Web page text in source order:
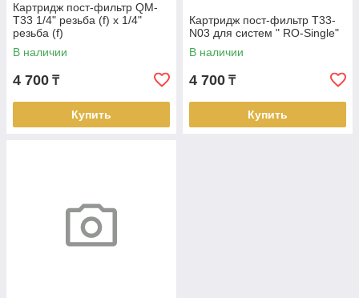
Картридж пост-фильтр QM-
T33 1/4" резьба (f) х 1/4"
резьба (f)
В наличии
4 700 ₸
Купить
Картридж пост-фильтр T33-
N03 для систем " RO-Single"
В наличии
4 700 ₸
Купить